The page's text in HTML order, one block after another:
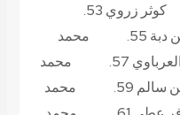
51. فوزي جاب الله 52. كوثر زروي 53.
لطفي الحيدوري 54. ليلى بن دبة 55. محمد
الطالبي 56. محمد المختار العرباوي 57. محمد
الهادي بن سعيد 58. محمد بن سالم 59. محمد